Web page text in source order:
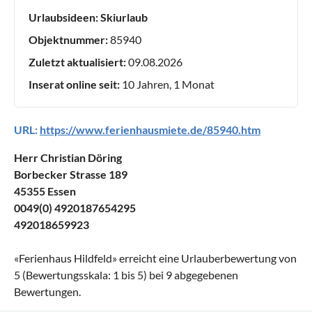
Urlaubsideen:Skiurlaub
Objektnummer:85940
Zuletzt aktualisiert:09.08.2026
Inserat online seit: 10 Jahren, 1 Monat
URL: https://www.ferienhausmiete.de/85940.htm
Herr Christian Döring
Borbecker Strasse 189
45355 Essen
0049(0) 4920187654295
492018659923
«Ferienhaus Hildfeld» erreicht eine Urlauberbewertung von
5 (Bewertungsskala: 1 bis 5) bei 9abgegebenen
Bewertungen.